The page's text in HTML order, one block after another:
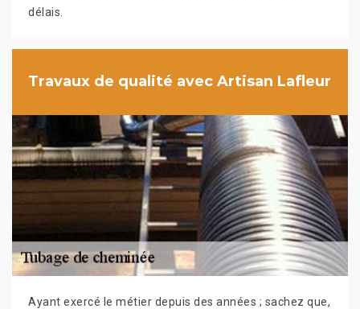
délais.
Travaux de qualité avec Artisan Lafleur
Ayant exercé le métier depuis des années ; sachez que,